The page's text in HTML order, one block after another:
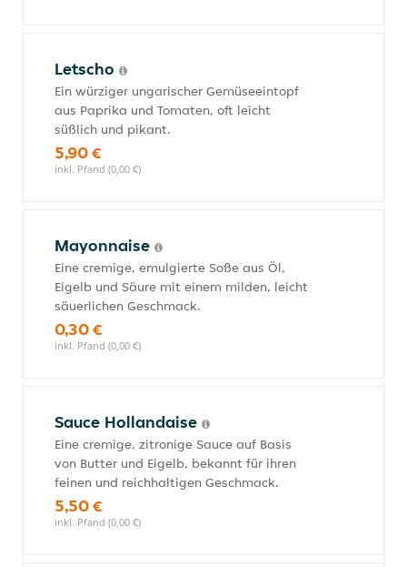
Letscho
Ein würziger ungarischer Gemüseeintopf
aus Paprika und Tomaten, oft leicht
süßlich und pikant.
5,90 €
inkl. Pfand (0,00 €)
Mayonnaise
Eine cremige, emulgierte Soße aus Öl,
Eigelb und Säure mit einem milden, leicht
säuerlichen Geschmack.
0,30 €
inkl. Pfand (0,00 €)
Sauce Hollandaise
Eine cremige, zitronige Sauce auf Basis
von Butter und Eigelb, bekannt für ihren
feinen und reichhaltigen Geschmack.
5,50 €
inkl. Pfand (0,00 €)